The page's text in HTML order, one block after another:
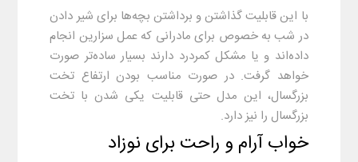
با این قابلیت گذاشتن و برداشتن بچه‌ها برای شیر دادن
در شب به خصوص برای مادرانی که عمل سزارین انجام
داده‌اند و یا مشکل کمردرد دارند بسیار ساده‌تر صورت
خواهد گرفت. در صورت مناسب بودن ارتفاع تخت
بزرگسال، این مدل حتی قابلیت یکی شدن با تخت
بزرگسال را نیز دارد.
خواب آرام و راحت برای نوزاد